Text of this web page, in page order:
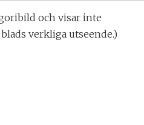
och visar inte
verkliga utseende.)